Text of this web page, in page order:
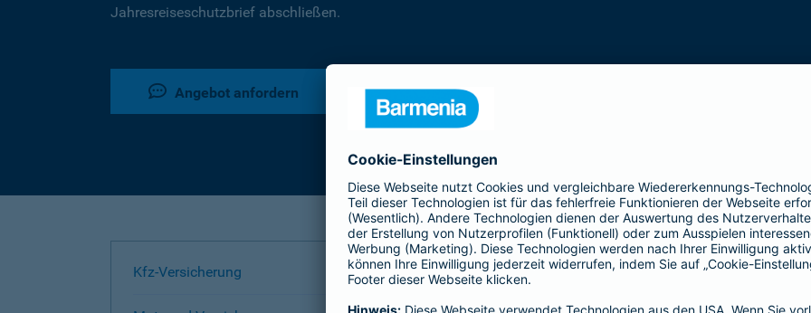
Jahresreiseschutzbrief abschließen.
Angebot anfordern
Kfz-Versicherung